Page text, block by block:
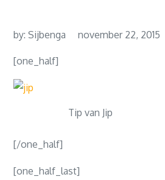
by:Sijbenga november 22, 2015
[one_half]
Tip van Jip
[/one_half]
[one_half_last]